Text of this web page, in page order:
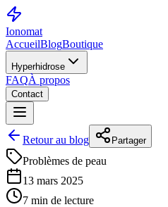
Ionomat
AccueilBlogBoutique
Hyperhidrose
FAQÀ propos
Contact
Retour au blog Partager
Problèmes de peau
13 mars 2025
7 min de lecture